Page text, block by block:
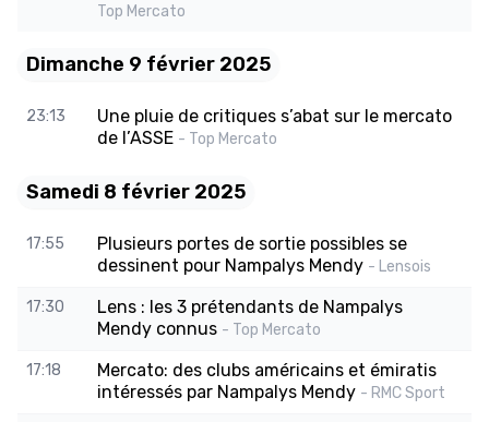
Top Mercato
Dimanche 9 février 2025
23:13
Une pluie de critiques s’abat sur le mercato
de l’ASSE - Top Mercato
Samedi 8 février 2025
17:55
Plusieurs portes de sortie possibles se
dessinent pour Nampalys Mendy - Lensois
17:30
Lens : les 3 prétendants de Nampalys
Mendy connus - Top Mercato
17:18
Mercato: des clubs américains et émiratis
intéressés par Nampalys Mendy - RMC Sport